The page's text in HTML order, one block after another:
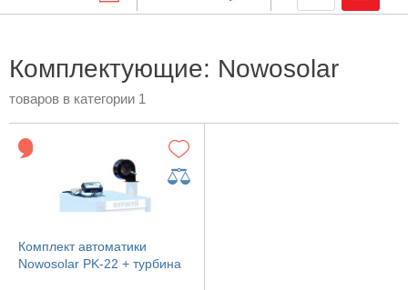
Комплектующие: Nowosolar
товаров в категории 1
Комплект автоматики
Nowosolar PK-22 + турбина